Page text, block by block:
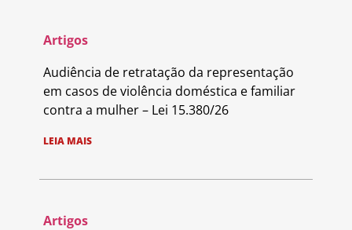
Artigos
Audiência de retratação da representação
em casos de violência doméstica e familiar
contra a mulher – Lei 15.380/26
LEIA MAIS
Artigos